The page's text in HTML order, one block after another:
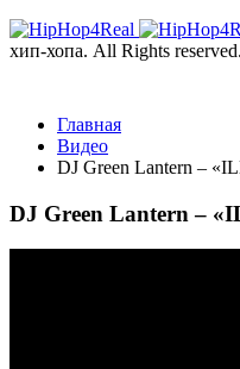
Главная
Видео
DJ Green Lantern –
DJ Green Lantern –
хип-хопа. All Rights reserved.